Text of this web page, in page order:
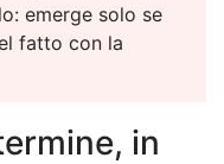
emerge solo se
fatto con la
in